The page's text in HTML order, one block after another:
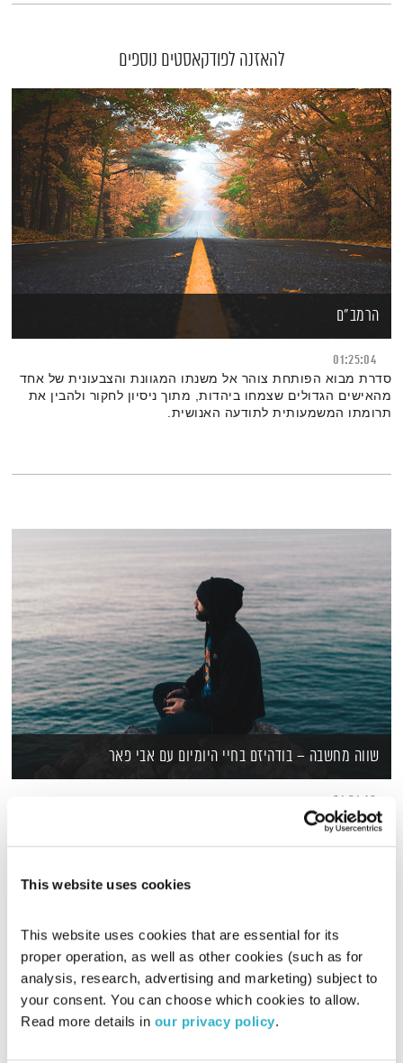
This website uses cookies
This website uses cookies that are essential for its
proper operation, as well as other cookies (such as for
analysis, research, advertising and marketing) subject to
your consent. You can choose which cookies to allow.
Read more details in our privacy policy.
להאזנה לפודקאסטים נוספים
הרמב"ם
01:25:04
סדרת מבוא הפותחת צוהר אל משנתו המגוונת והצבעונית של אחד
מהאישים הגדולים שצמחו ביהדות, מתוך ניסיון לחקור ולהבין את
תרומתו המשמעותית לתודעה האנושית.
שווה מחשבה – בודהיזם בחיי היומיום עם אבי פאר
01:01:48
ממייסדי אתר "בודהיזם בישראל", "כתב העת הבודהיסטי" המקוון
ומפגשי "שבילים רבים דהרמה אחת". מעביר הרצאות וקורסים,
אבי מלמד בודהיזם כגישה רכה ואנושית לחיים, תוך מתן דגש על